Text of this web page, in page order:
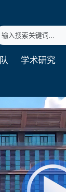
学术研究